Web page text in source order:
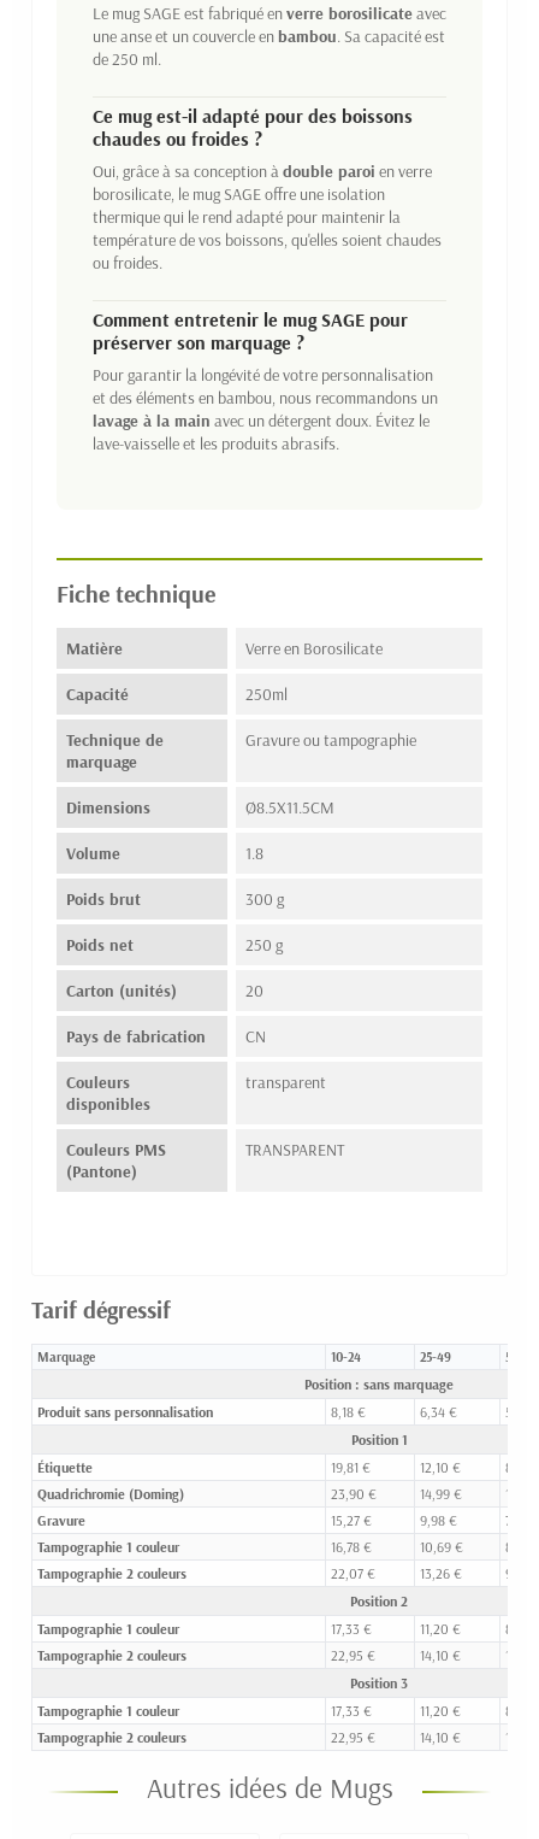
Le mug SAGE est fabriqué enverre borosilicateavec
une anse et un couvercle enbambou. Sa capacité est
de 250 ml.
Ce mug est-il adapté pour des boissons
chaudes ou froides ?
Oui, grâce à sa conception àdouble paroi en verre
borosilicate, le mug SAGE offre une isolation
thermique qui le rend adapté pour maintenir la
température de vos boissons, qu'elles soient chaudes
ou froides.
Comment entretenir le mug SAGE pour
préserver son marquage ?
Pour garantir la longévité de votre personnalisation
et des éléments en bambou, nous recommandons un
lavage à la main avec un détergent doux. Évitez le
lave-vaisselle et les produits abrasifs.
Fiche technique
Matière Verre en Borosilicate
Capacité 250ml
Technique de
marquage
Gravure ou tampographie
Dimensions Ø8.5X11.5CM
Volume 1.8
Poids brut 300 g
Poids net 250 g
Carton (unités) 20
Pays de fabrication CN
Couleurs
disponibles
transparent
Couleurs PMS
(Pantone)
TRANSPARENT
Tarif dégressif
Marquage 10-24 25-49 50-99
Position : sans marquage
Produit sans personnalisation
8,18 € 6,34 €
5,68
Position 1
Étiquette
19,81 € 12,10 €
8,92
Quadrichromie (Doming)
23,90 € 14,99 €
Gravure
15,27 € 9,98 €
7,65
Tampographie 1 couleur
16,78 € 10,69 €
8,18 €
Tampographie 2 couleurs
22,07 € 13,26 €
9,59
Position 2
Tampographie 1 couleur
17,33 € 11,20 €
8,56
Tampographie 2 couleurs
22,95 € 14,10 €
Position 3
Tampographie 1 couleur
17,33 € 11,20 €
8,56
Tampographie 2 couleurs
22,95 € 14,10 €
Autres idées de Mugs